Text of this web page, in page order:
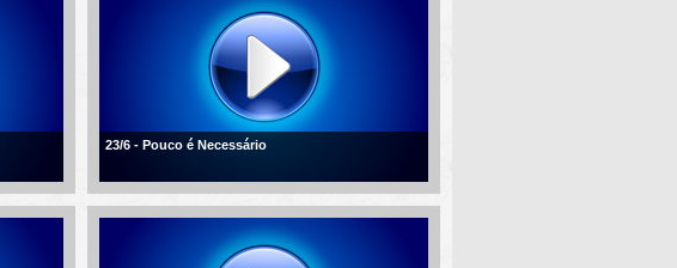
23/6 - Pouco é Necessário